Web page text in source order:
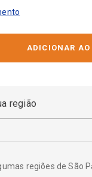
região
regiões de São